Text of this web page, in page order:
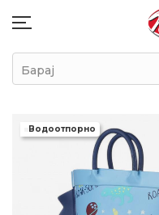
Барај
Водоотпорно